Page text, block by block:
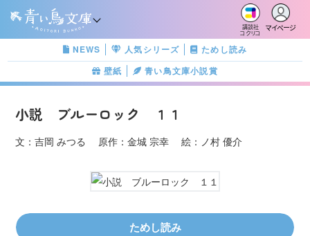
講談社
コクリコ
マイページ
NEWS 人気シリーズ
ためし読み
壁紙
青い鳥文庫小説賞
小説 ブルーロック １１
文：吉岡 みつる 原作：金城 宗幸 絵：ノ村 優介
ためし読み